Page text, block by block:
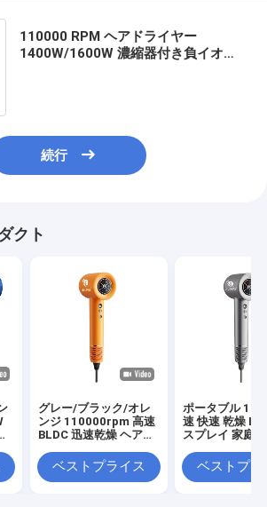
110000 RPM ヘアドライヤー
1400W/1600W 濃縮器付き負イオン
続行
クト
グレー/ブラック/オレ
ンジ 110000rpm 高速
BLDC 迅速乾燥 ヘアド
ベストプライス
ポータブル
速 快速 乾燥
スプレイ 家庭
イヤー
ベストプラ